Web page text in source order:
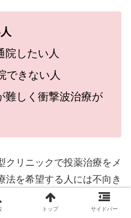
院したい人
できない人
難しく衝撃波治療が
クリニックで投薬治療をメ
法を希望する人には不向き
トップ サイドバー